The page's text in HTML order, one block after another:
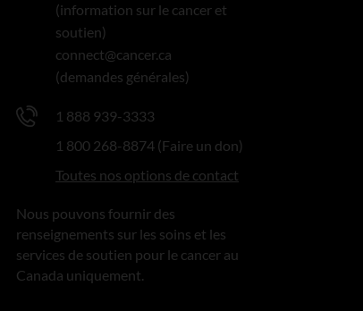
(information sur le cancer et
soutien)
connect@cancer.ca
(demandes générales)
1 888 939-3333
1 800 268-8874 (Faire un don)
Toutes nos options de contact
Nous pouvons fournir des
renseignements sur les soins et les
services de soutien pour le cancer au
Canada uniquement.